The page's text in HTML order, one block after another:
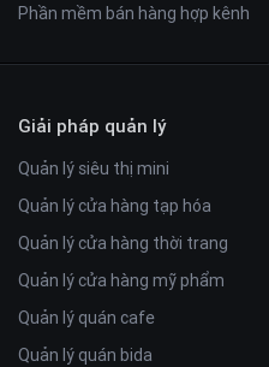
Phần mềm bán hàng hợp kênh
Giải pháp quản lý
Quản lý siêu thị mini
Quản lý cửa hàng tạp hóa
Quản lý cửa hàng thời trang
Quản lý cửa hàng mỹ phẩm
Quản lý quán cafe
Quản lý quán bida